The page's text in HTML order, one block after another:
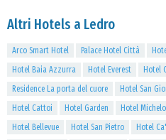
Altri Hotels a Ledro
Arco Smart Hotel Palace Hotel Città
Hotel Baia Azzurra
Hotel Everest Hotel
Residence La porta del cuore
Hotel San
Hotel Cattoi
Hotel Garden Hotel
Hotel Bellevue
Hotel San Pietro Hotel